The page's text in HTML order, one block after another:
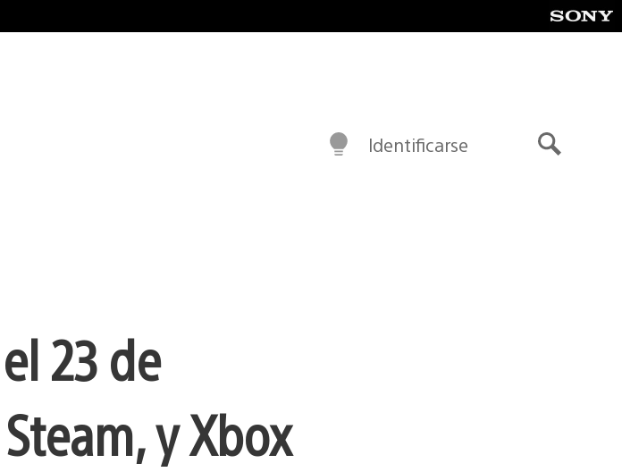
Identificarse
23 de
y Xbox